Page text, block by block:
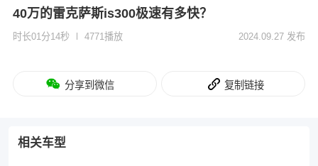
40万的雷克萨斯is300极速有多快？
时长01分14秒 4771播放 2024.09.27 发布
分享到微信 复制链接
相关车型